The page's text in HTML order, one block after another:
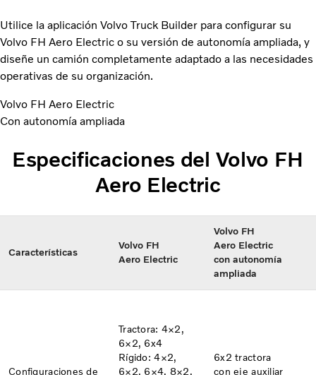
Utilice la aplicación Volvo Truck Builder para configurar su
Volvo FH Aero Electric o su versión de autonomía ampliada, y
diseñe un camión completamente adaptado a las necesidades
operativas de su organización.
Volvo FH Aero Electric
Con autonomía ampliada
Especificaciones del Volvo FH
Aero Electric
Características​
Volvo FH
Aero Electric
Volvo FH
Aero Electric
con autonomía
ampliada
Configuraciones de
Tractora: 4×2,
6×2​, 6x4
Rígido: 4×2,
6×2, 6×4, 8×2,
6x2 tractora
con eje auxiliar